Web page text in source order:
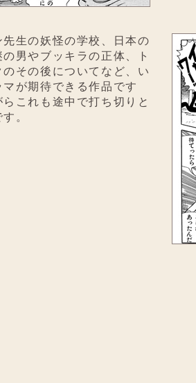
生の妖怪の学校、日本の
男やブッキラの正体、ト
のその後についてなど、い
マが期待できる作品です
これも途中で打ち切りと
。